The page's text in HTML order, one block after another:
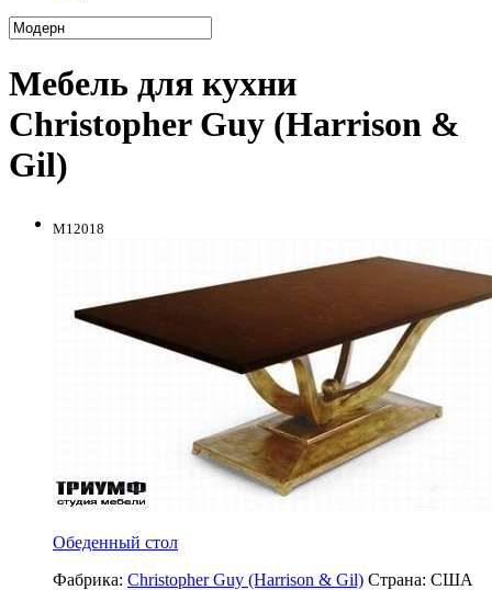
Мебель для кухни
Christopher Guy (Harrison &
Gil)
M12018
Обеденный cтол
Фабрика: Christopher Guy (Harrison & Gil) Страна: США